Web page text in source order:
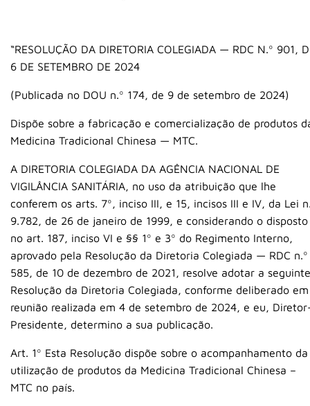
“RESOLUÇÃO DA DIRETORIA COLEGIADA — RDC N.º 901,
6 DE SETEMBRO DE 2024
(Publicada no DOU n.º 174, de 9 de setembro de 2024)
Dispõe sobre a fabricação e comercialização de produtos
Medicina Tradicional Chinesa — MTC.
A DIRETORIA COLEGIADA DA AGÊNCIA NACIONAL DE
VIGILÂNCIA SANITÁRIA, no uso da atribuição que lhe
conferem os arts. 7º, inciso III, e 15, incisos III e IV, da Lei
9.782, de 26 de janeiro de 1999, e considerando o disposto
no art. 187, inciso VI e §§ 1º e 3º do Regimento Interno,
aprovado pela Resolução da Diretoria Colegiada — RDC n.º
585, de 10 de dezembro de 2021, resolve adotar a seguinte
Resolução da Diretoria Colegiada, conforme deliberado em
reunião realizada em 4 de setembro de 2024, e eu,
Presidente, determino a sua publicação.
Art. 1º Esta Resolução dispõe sobre o acompanhamento da
utilização de produtos da Medicina Tradicional Chinesa –
MTC no país.